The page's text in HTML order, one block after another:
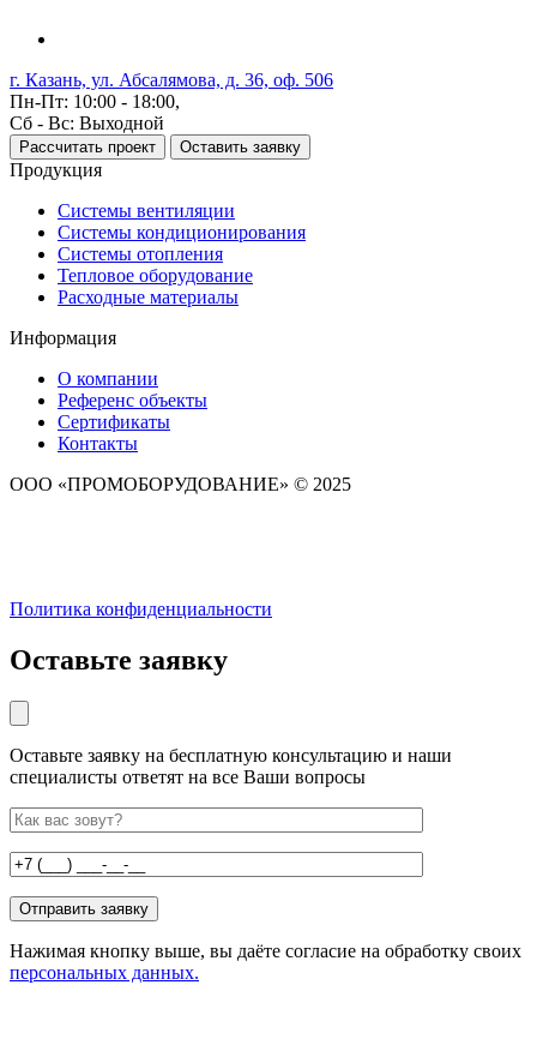
г. Казань, ул. Абсалямова, д. 36, оф. 506
Пн-Пт: 10:00 - 18:00,
Сб - Вс: Выходной
Рассчитать проект Оставить заявку
Продукция
Системы вентиляции
Системы кондиционирования
Системы отопления
Тепловое оборудование
Расходные материалы
Информация
О компании
Референс объекты
Сертификаты
Контакты
ООО «ПРОМОБОРУДОВАНИЕ» © 2025
Политика конфиденциальности
Оставьте заявку
Оставьте заявку на бесплатную консультацию и наши
специалисты ответят на все Ваши вопросы
Нажимая кнопку выше, вы даёте согласие на обработку своих
персональных данных.